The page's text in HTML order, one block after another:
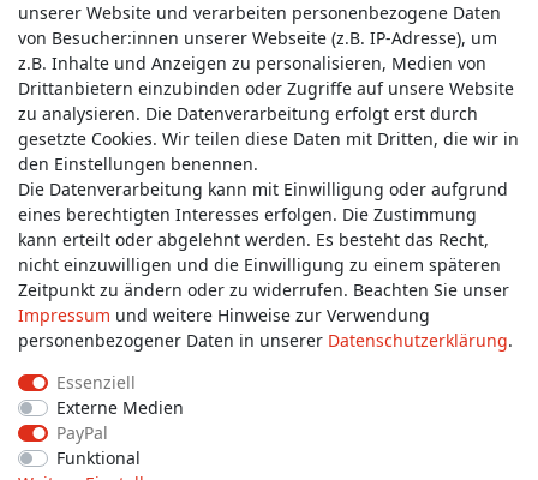
Service & Kontakt
Wünschen Sie einen Rückruf?
service@allmyclothes.de
Schreiben Sie uns:
service@allmyclothes.de
Impressum
unserer Website und verarbeiten personenbezogene Daten
von Besucher:innen unserer Webseite (z.B. IP-Adresse), um
z.B. Inhalte und Anzeigen zu personalisieren, Medien von
Drittanbietern einzubinden oder Zugriffe auf unsere Website
zu analysieren. Die Datenverarbeitung erfolgt erst durch
gesetzte Cookies. Wir teilen diese Daten mit Dritten, die wir in
den Einstellungen benennen.
Die Datenverarbeitung kann mit Einwilligung oder aufgrund
eines berechtigten Interesses erfolgen. Die Zustimmung
kann erteilt oder abgelehnt werden. Es besteht das Recht,
nicht einzuwilligen und die Einwilligung zu einem späteren
Zeitpunkt zu ändern oder zu widerrufen. Beachten Sie unser
Impressum und weitere Hinweise zur Verwendung
personenbezogener Daten in unserer Daten­schutz­erklärung.
Essenziell
Externe Medien
PayPal
Funktional